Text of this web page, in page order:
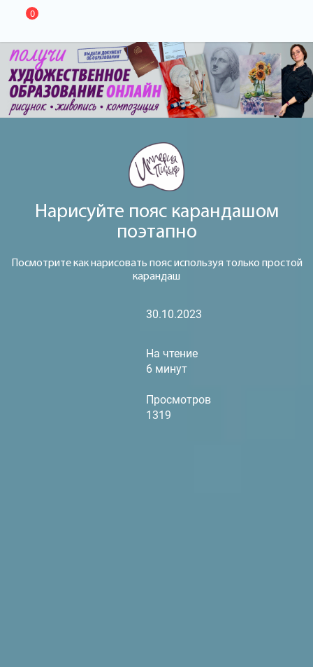
0
Нарисуйте пояс карандашом
поэтапно
Посмотрите как нарисовать пояс используя только простой
карандаш
30.10.2023
На чтение
6 минут
Просмотров
1319